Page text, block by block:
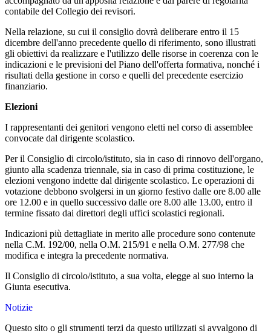
contabile del Collegio dei revisori.
Nella relazione, su cui il consiglio dovrà deliberare entro il 15
dicembre dell'anno precedente quello di riferimento, sono illustrati
gli obiettivi da realizzare e l'utilizzo delle risorse in coerenza con le
indicazioni e le previsioni del Piano dell'offerta formativa, nonché i
risultati della gestione in corso e quelli del precedente esercizio
finanziario.
Elezioni
I rappresentanti dei genitori vengono eletti nel corso di assemblee
convocate dal dirigente scolastico.
Per il Consiglio di circolo/istituto, sia in caso di rinnovo dell'organo,
giunto alla scadenza triennale, sia in caso di prima costituzione, le
elezioni vengono indette dal dirigente scolastico. Le operazioni di
votazione debbono svolgersi in un giorno festivo dalle ore 8.00 alle
ore 12.00 e in quello successivo dalle ore 8.00 alle 13.00, entro il
termine fissato dai direttori degli uffici scolastici regionali.
Indicazioni più dettagliate in merito alle procedure sono contenute
nella C.M. 192/00, nella O.M. 215/91 e nella O.M. 277/98 che
modifica e integra la precedente normativa.
Il Consiglio di circolo/istituto, a sua volta, elegge al suo interno la
Giunta esecutiva.
Notizie
Questo sito o gli strumenti terzi da questo utilizzati si avvalgono di